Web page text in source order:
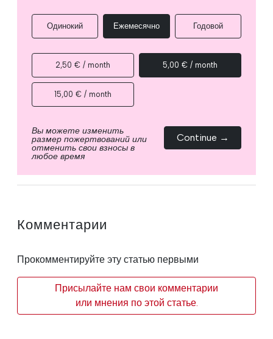
Одинокий Ежемесячно Годовой
2,50 € / month 5,00 € / month
15,00 € / month
Вы можете изменить
размер пожертвований или
отменить свои взносы в
любое время
Continue →
Комментарии
Прокомментируйте эту статью первыми
Присылайте нам свои комментарии
или мнения по этой статье.